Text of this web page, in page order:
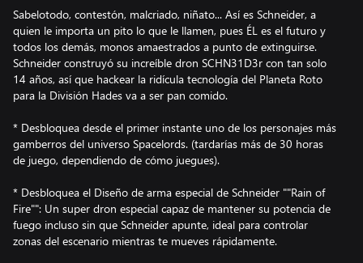
Sabelotodo, contestón, malcriado, niñato... Así es Schneider, a
quien le importa un pito lo que le llamen, pues ÉL es el futuro y
todos los demás, monos amaestrados a punto de extinguirse.
Schneider construyó su increíble dron SCHN31D3r con tan solo
14 años, así que hackear la ridícula tecnología del Planeta Roto
para la División Hades va a ser pan comido.
* Desbloquea desde el primer instante uno de los personajes más
gamberros del universo Spacelords. (tardarías más de 30 horas
de juego, dependiendo de cómo juegues).
* Desbloquea el Diseño de arma especial de Schneider ""Rain of
Fire"": Un super dron especial capaz de mantener su potencia de
fuego incluso sin que Schneider apunte, ideal para controlar
zonas del escenario mientras te mueves rápidamente.